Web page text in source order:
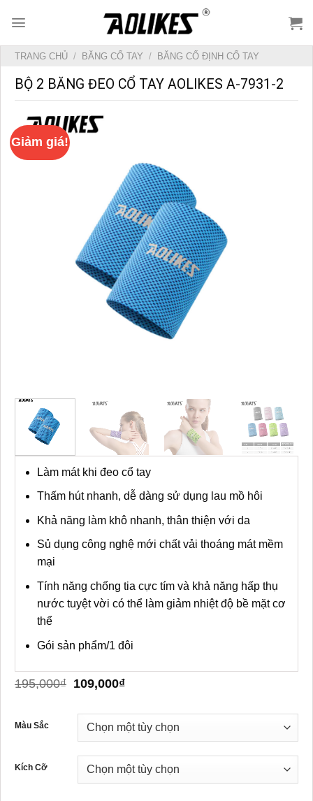
TRANG CHỦ / BĂNG CỔ TAY / BĂNG CỐ ĐỊNH CỔ TAY
BỘ 2 BĂNG ĐEO CỔ TAY AOLIKES A-7931-2
Giảm giá!
Làm mát khi đeo cổ tay
Thấm hút nhanh, dễ dàng sử dụng lau mồ hôi
Khả năng làm khô nhanh, thân thiện với da
Sủ dụng công nghệ mới chất vải thoáng mát mềm
mại
Tính năng chống tia cực tím và khả năng hấp thụ
nước tuyệt vời có thể làm giảm nhiệt độ bề mặt cơ
thể
Gói sản phẩm/1 đôi
195,000₫ Giá
195,000₫.
109,000₫Giá
là:
109,000₫.
Màu Sắc
Kích Cỡ